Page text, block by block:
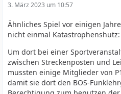
3. März 2023 um 10:57
Ähnliches Spiel vor einigen
nicht einmal Katastrophenshutz:
Um dort bei einer
zwischen Streckenposten und
mussten einige Mitglieder von
damit sie dort den BOS-